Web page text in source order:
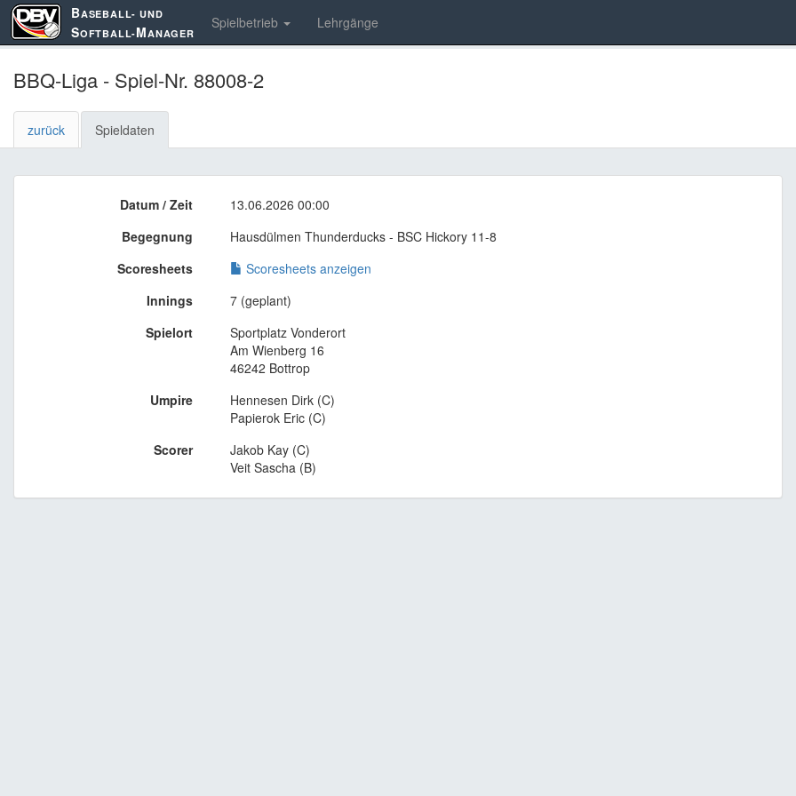
BASEBALL- UND
SOFTBALL-MANAGER
Spielbetrieb Lehrgänge
BBQ-Liga - Spiel-Nr. 88008-2
zurück Spieldaten
Datum / Zeit
13.06.2026 00:00
Begegnung
Hausdülmen Thunderducks - BSC Hickory 11-8
Scoresheets
Scoresheets anzeigen
Innings
7 (geplant)
Spielort
Sportplatz Vonderort
Am Wienberg 16
46242 Bottrop
Umpire
Hennesen Dirk (C)
Papierok Eric (C)
Scorer
Jakob Kay (C)
Veit Sascha (B)